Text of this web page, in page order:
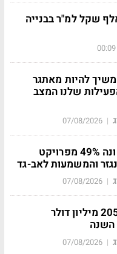
יהודה: 31 אלף שקל למ"ר בבנייה
00:09
להיות מאתגר
שלנו המצב
|
07/08/2026
אמריקה ישראל קונה 49% מפרויקט
והמשמעות לאב-גד
|
07/08/2026
נקסט ויז'ן חצתה 205 מיליון דולר
השנה
|
07/08/2026